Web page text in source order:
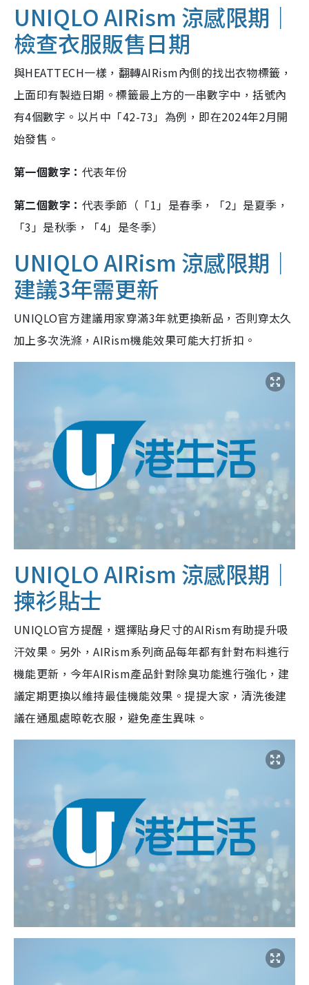
UNIQLO AIRism 涼感限期｜
檢查衣服販售日期
與HEATTECH一樣，翻轉AIRism內側的找出衣物標籤，
上面印有製造日期。標籤最上方的一串數字中，括號內
有4個數字。以片中「42-73」為例，即在2024年2月開
始發售。
第一個數字： 代表年份
第二個數字： 代表季節（「1」是春季，「2」是夏季，
「3」是秋季，「4」是冬季）
UNIQLO AIRism 涼感限期｜
建議3年需更新
UNIQLO官方建議用家穿滿3年就更換新品，否則穿太久
加上多次洗滌，AIRism機能效果可能大打折扣。
UNIQLO AIRism 涼感限期｜
揀衫貼士
UNIQLO官方提醒，選擇貼身尺寸的AIRism有助提升吸
汗效果。另外，AIRism系列商品每年都有針對布料進行
機能更新，今年AIRism產品針對除臭功能進行強化，建
議定期更換以維持最佳機能效果。提提大家，清洗後建
議在通風處晾乾衣服，避免產生異味。